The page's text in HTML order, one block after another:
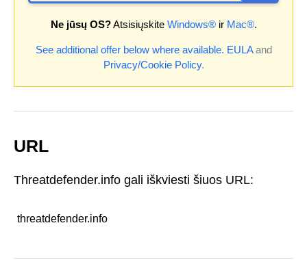
Ne jūsų OS?Atsisiųskite Windows®ir Mac®.
See additional offer below where available. EULAand
Privacy/Cookie Policy.
URL
Threatdefender.info gali iškviesti šiuos URL:
threatdefender.info